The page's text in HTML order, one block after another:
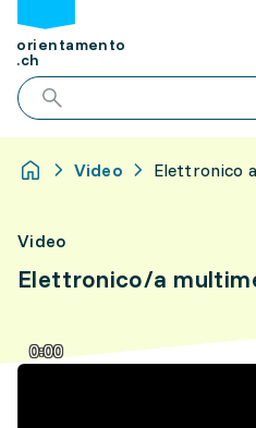
orientamento
.ch
Video Elettronico
Video
Elettronico/a
0:00